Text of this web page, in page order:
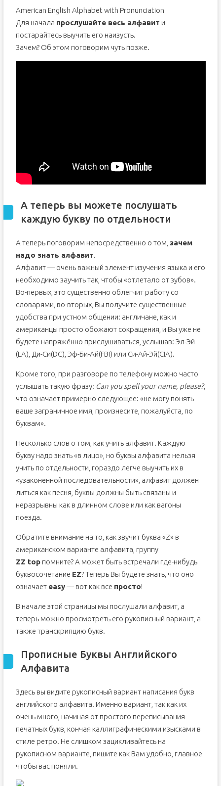
American English Alphabet with Pronunciation
Для начала прослушайте весь алфавит и
постарайтесь выучить его наизусть.
Зачем? Об этом поговорим чуть позже.
А теперь вы можете послушать
каждую букву по отдельности
А теперь поговорим непосредственно о том, зачем
надо знать алфавит.
Алфавит — очень важный элемент изучения языка и его
необходимо заучить так, чтобы «отлетало от зубов».
Во-первых, это существенно облегчит работу со
словарями, во-вторых, Вы получите существенные
удобства при устном общении: англичане, как и
американцы просто обожают сокращения, и Вы уже не
будете напряжённо прислушиваться, услышав: Эл-Эй
(LA), Ди-Си(DC), Эф-Би-Ай(FBI) или Си-Ай-Эй(CIA).
Кроме того, при разговоре по телефону можно часто
услышать такую фразу: Can you spell your name, please?,
что означает примерно следующее: «не могу понять
ваше заграничное имя, произнесите, пожалуйста, по
буквам».
Несколько слов о том, как учить алфавит. Каждую
букву надо знать «в лицо», но буквы алфавита нельзя
учить по отдельности, гораздо легче выучить их в
«узаконенной последовательности», алфавит должен
литься как песня, буквы должны быть связаны и
неразрывны как в длинном слове или как вагоны
поезда.
Обратите внимание на то, как звучит буква «Z» в
американском варианте алфавита, группу
ZZ topпомните? А может быть встречали где-нибудь
буквосочетание EZ? Теперь Вы будете знать, что оно
означает easy— вот как все просто!
В начале этой страницы мы послушали алфавит, а
теперь можно просмотреть его рукописный вариант, а
также транскрипцию букв.
Прописные Буквы Английского
Алфавита
Здесь вы видите рукописный вариант написания букв
английского алфавита. Именно вариант, так как их
очень много, начиная от простого переписывания
печатных букв, кончая каллиграфическими изысками в
стиле ретро. Не слишком зацикливайтесь на
рукописном варианте, пишите как Вам удобно, главное
чтобы вас поняли.